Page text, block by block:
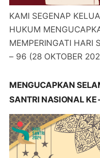
KAMI SEGENAP
HUKUM
MEMPERINGATI HARI
– 96 (28 OKTOBER
MENGUCAPKAN
SANTRI NASIONAL KE